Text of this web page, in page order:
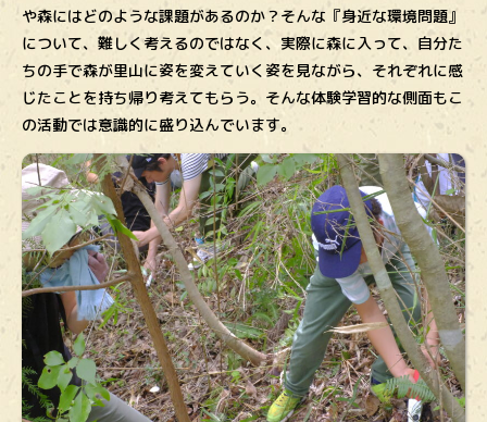
や森にはどのような課題があるのか？そんな『身近な環境問題』
について、難しく考えるのではなく、実際に森に入って、自分た
ちの手で森が里山に姿を変えていく姿を見ながら、それぞれに感
じたことを持ち帰り考えてもらう。そんな体験学習的な側面もこ
の活動では意識的に盛り込んでいます。